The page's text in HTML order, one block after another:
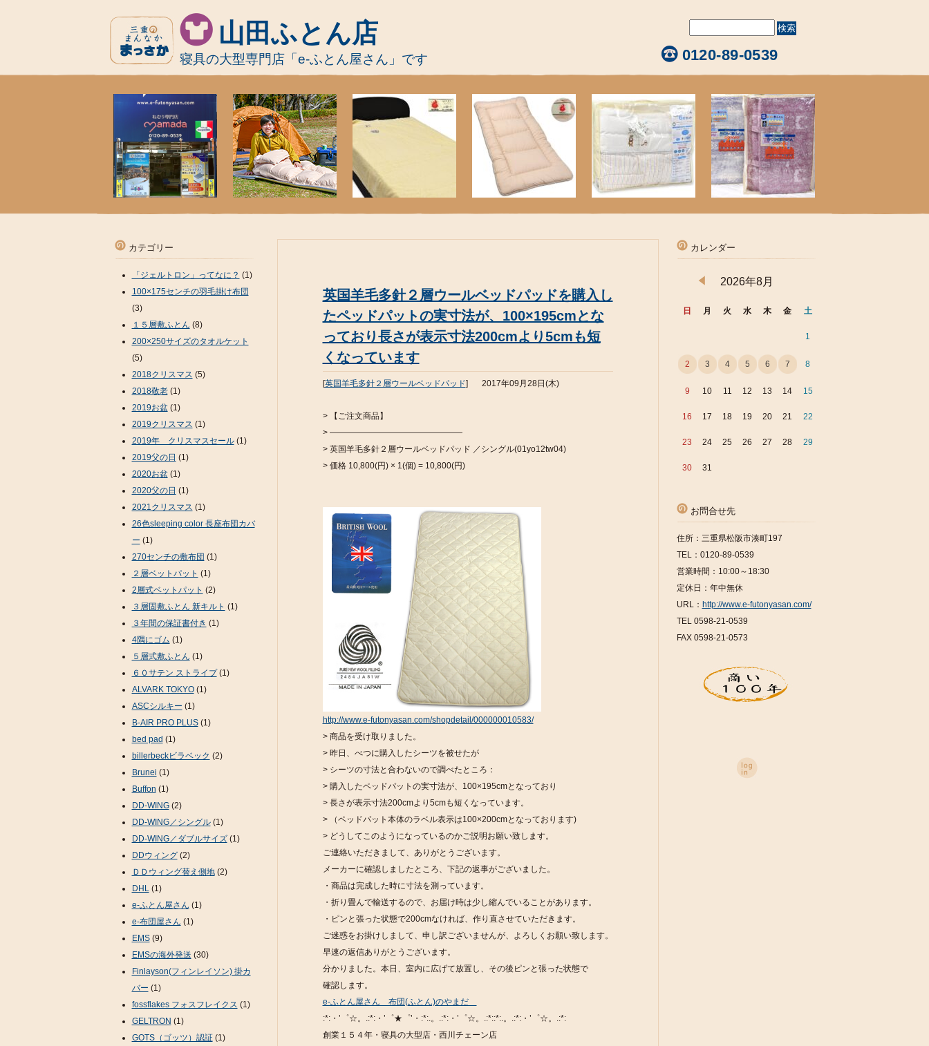
山田ふとん店
寝具の大型専門店「e-ふとん屋さん」です 0120-89-0539
英国羊毛多針２層ウールベッドパッドを購入し
たペッドパットの実寸法が、100×195cmとな
っており長さが表示寸法200cmより5cmも短
くなっています
[英国羊毛多針２層ウールベッドパッド] 2017年09月28日(木)
> 【ご注文商品】
> ————————————————
> 英国羊毛多針２層ウールベッドパッド ／シングル(01yo12tw04)
> 価格 10,800(円) × 1(個) = 10,800(円)
http://www.e-futonyasan.com/shopdetail/000000010583/
> 商品を受け取りました。
> 昨日、べつに購入したシーツを被せたが
> シーツの寸法と合わないので調べたところ：
> 購入したペッドパットの実寸法が、100×195cmとなっており
> 長さが表示寸法200cmより5cmも短くなっています。
> （ペッドパット本体のラベル表示は100×200cmとなっております)
> どうしてこのようになっているのかご説明お願い致します。
ご連絡いただきまして、ありがとうございます。
メーカーに確認しましたところ、下記の返事がございました。
・商品は完成した時に寸法を測っています。
・折り畳んで輸送するので、お届け時は少し縮んでいることがあります。
・ピンと張った状態で200cmなければ、作り直させていただきます。
ご迷惑をお掛けしまして、申し訳ございませんが、よろしくお願い致します。
早速の返信ありがとうございます。
分かりました。本日、室内に広げて放置し、その後ピンと張った状態で
確認します。
e-ふとん屋さん 布団(ふとん)のやまだ
:*:・’゜☆。.:*:・’゜★゜’・:*:.。.:*:・’゜☆。.:*::*:.。.:*:・’゜☆。.:*:
創業１５４年・寝具の大型店・西川チェーン店
カテゴリー
「ジェルトロン」ってなに？ (1)
100×175センチの羽毛掛け布団
(3)
１５層敷ふとん (8)
200×250サイズのタオルケット
(5)
2018クリスマス (5)
2018敬老(1)
2019お盆(1)
2019クリスマス (1)
2019年 クリスマスセール(1)
2019父の日 (1)
2020お盆(1)
2020父の日 (1)
2021クリスマス (1)
26色sleeping color 長座布団カバ
ー (1)
270センチの敷布団 (1)
２層ベットパット (1)
2層式ベットパット (2)
３層固敷ふとん 新キルト (1)
３年間の保証書付き (1)
4隅にゴム (1)
５層式敷ふとん (1)
６０サテン ストライプ(1)
ALVARK TOKYO(1)
ASCシルキー (1)
B-AIR PRO PLUS(1)
bed pad (1)
billerbeckビラベック (2)
Brunei (1)
Buffon (1)
DD-WING(2)
DD-WING／シングル(1)
DD-WING／ダブルサイズ(1)
DDウィング(2)
ＤＤウィング替え側地(2)
DHL(1)
e-ふとん屋さん (1)
e-布団屋さん (1)
EMS(9)
EMSの海外発送 (30)
Finlayson(フィンレイソン) 掛カ
バー (1)
fossflakes フォスフレイクス (1)
GELTRON (1)
GOTS（ゴッツ）認証(1)
カレンダー
2026年8月
日 月 火 水 木 金 土
1
2 3 4 5 6 7 8
9 10 11 12 13 14 15
16 17 18 19 20 21 22
23 24 25 26 27 28 29
30 31
お問合せ先
住所：三重県松阪市湊町197
TEL：0120-89-0539
営業時間：10:00～18:30
定休日：年中無休
URL： http://www.e-futonyasan.com/
TEL 0598-21-0539
FAX 0598-21-0573